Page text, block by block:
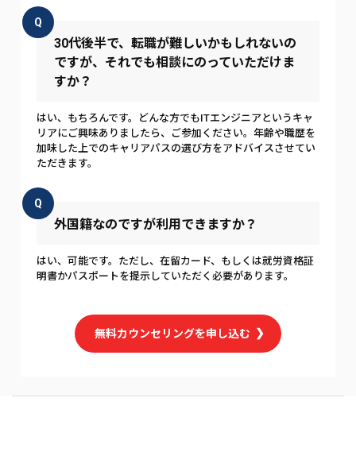
Q
30代後半で、転職が難しいかもしれないの
ですが、それでも相談にのっていただけま
すか？
はい、もちろんです。どんな方でもITエンジニアというキャ
リアにご興味ありましたら、ご参加ください。年齢や職歴を
加味した上でのキャリアパスの選び方をアドバイスさせてい
ただきます。
Q
外国籍なのですが利用できますか？
はい、可能です。ただし、在留カード、もしくは就労資格証
明書かパスポートを提示していただく必要があります。
無料カウンセリングを申し込む